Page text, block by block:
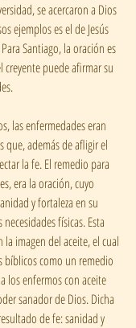
se acercaron a Dios
ejemplos es el de Jesús
Santiago, la oración es
puede afirmar su
las enfermedades eran
que, además de afligir el
la fe. El remedio para
era la oración, cuyo
y fortaleza en su
físicas. Esta
imagen del aceite, el cual
bíblicos como un remedio
los enfermos con aceite
sanador de Dios. Dicha
de fe: sanidad y